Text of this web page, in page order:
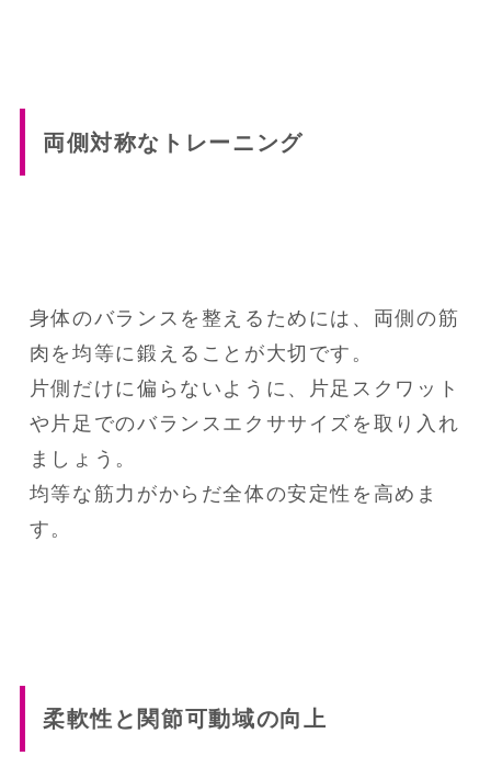
両側対称なトレーニング
身体のバランスを整えるためには、両側の筋
肉を均等に鍛えることが大切です。
片側だけに偏らないように、片足スクワット
や片足でのバランスエクササイズを取り入れ
ましょう。
均等な筋力がからだ全体の安定性を高めま
す。
柔軟性と関節可動域の向上